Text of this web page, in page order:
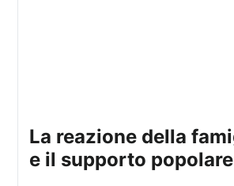
La reazione della famiglia reale
e il supporto popolare